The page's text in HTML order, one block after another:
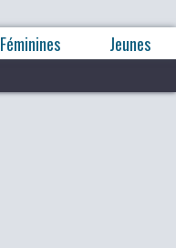
Féminines Jeunes